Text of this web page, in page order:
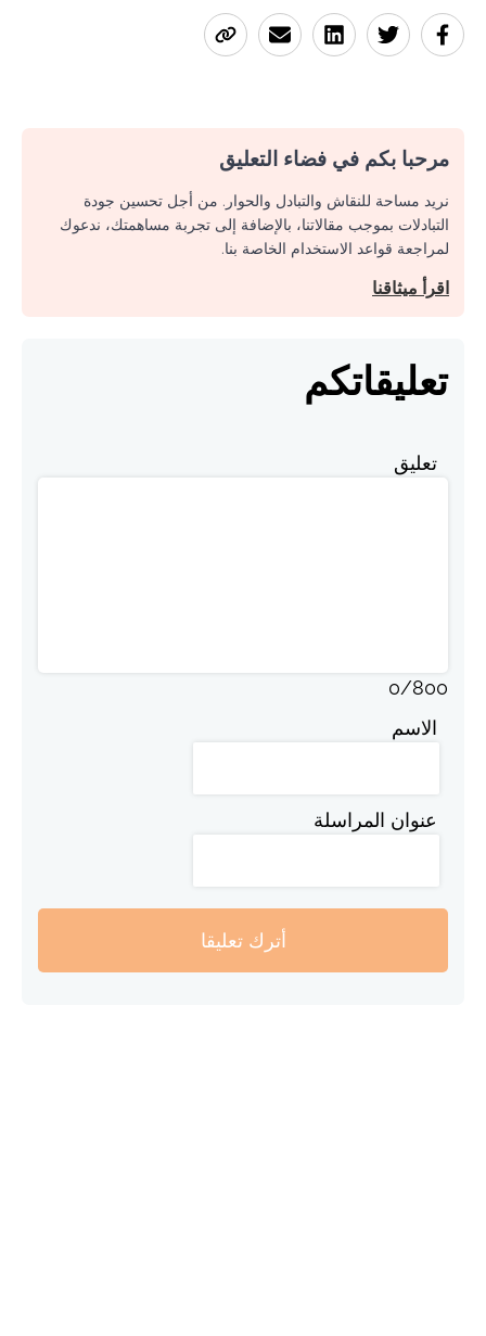
مرحبا بكم في فضاء التعليق
نريد مساحة للنقاش والتبادل والحوار. من أجل تحسين جودة
التبادلات بموجب مقالاتنا، بالإضافة إلى تجربة مساهمتك، ندعوك
لمراجعة قواعد الاستخدام الخاصة بنا.
اقرأ ميثاقنا
تعليقاتكم
تعليق
0/800
الاسم
عنوان المراسلة
أترك تعليقا